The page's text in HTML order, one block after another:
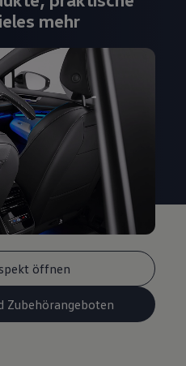
öffnen
Zubehörangeboten
mehr